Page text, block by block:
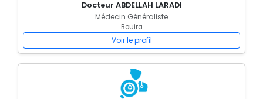
Docteur ABDELLAH LARADI
Médecin Généraliste
Bouira
Voir le profil